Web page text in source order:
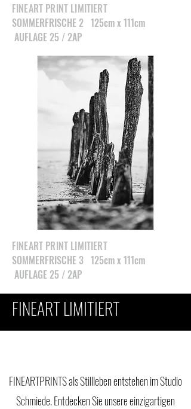
FINEART PRINT LIMITIERT
SOMMERFRISCHE 2 125cm x 111cm
AUFLAGE 25 / 2AP
FINEART PRINT LIMITIERT
SOMMERFRISCHE 3 125cm x 111cm
AUFLAGE 25 / 2AP
FINEART LIMITIERT
FINEARTPRINTS als Stillleben entstehen im Studio
Schmiede. Entdecken Sie unsere einzigartigen